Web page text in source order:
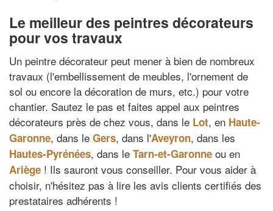
Le meilleur des peintres décorateurs
pour vos travaux
Un peintre décorateur peut mener à bien de nombreux
travaux (l'embellissement de meubles, l'ornement de
sol ou encore la décoration de murs, etc.) pour votre
chantier. Sautez le pas et faites appel aux peintres
décorateurs près de chez vous, dans le Lot, en Haute-
Garonne, dans le Gers, dans l'Aveyron, dans les
Hautes-Pyrénées, dans le Tarn-et-Garonne ou en
Ariège ! Ils sauront vous conseiller. Pour vous aider à
choisir, n'hésitez pas à lire les avis clients certifiés des
prestataires adhérents !